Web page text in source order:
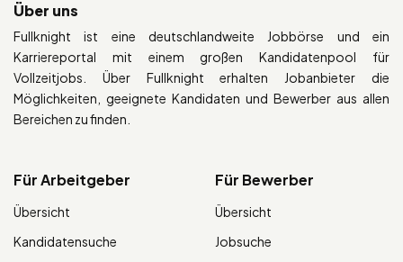
Über uns
Fullknight ist eine deutschlandweite Jobbörse und ein
Karriereportal mit einem großen Kandidatenpool für
Vollzeitjobs. Über Fullknight erhalten Jobanbieter die
Möglichkeiten, geeignete Kandidaten und Bewerber aus allen
Bereichen zu finden.
Für Arbeitgeber
Übersicht
Kandidatensuche
Für Bewerber
Übersicht
Jobsuche